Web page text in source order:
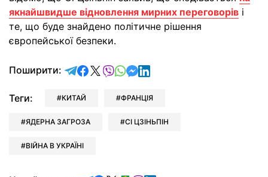
якнайшвидше відновлення мирних переговорів і
те, що буде знайдено політичне рішення
європейської безпеки.
Поширити: відправити у Telegram
поділитись у Facebook
поділитись у X
відправити у Viber
відправити у Whatsapp
відправити у Messenger
відправити у LinkedIn
Теги: КИТАЙ ФРАНЦІЯ
ЯДЕРНА ЗАГРОЗА СІ ЦЗІНЬПІН
ВІЙНА В УКРАЇНІ